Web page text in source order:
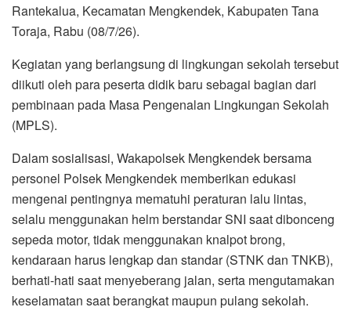
Rantekalua, Kecamatan Mengkendek, Kabupaten Tana
Toraja, Rabu (08/7/26).
Kegiatan yang berlangsung di lingkungan sekolah tersebut
diikuti oleh para peserta didik baru sebagai bagian dari
pembinaan pada Masa Pengenalan Lingkungan Sekolah
(MPLS).
Dalam sosialisasi, Wakapolsek Mengkendek bersama
personel Polsek Mengkendek memberikan edukasi
mengenai pentingnya mematuhi peraturan lalu lintas,
selalu menggunakan helm berstandar SNI saat dibonceng
sepeda motor, tidak menggunakan knalpot brong,
kendaraan harus lengkap dan standar (STNK dan TNKB),
berhati-hati saat menyeberang jalan, serta mengutamakan
keselamatan saat berangkat maupun pulang sekolah.